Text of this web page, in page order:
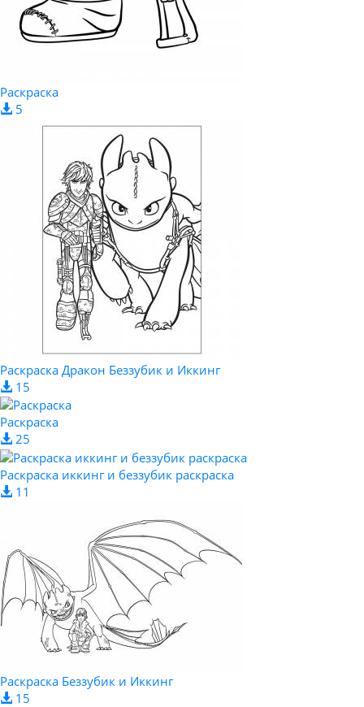
Раскраска
5
Раскраска Дракон Беззубик и Иккинг
15
Раскраска
25
Раскраска иккинг и беззубик раскраска
11
Раскраска Беззубик и Иккинг
15